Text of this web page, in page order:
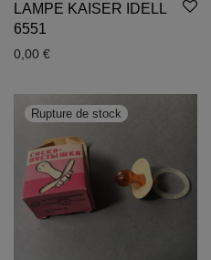
LAMPE KAISER IDELL
6551
0,00 €